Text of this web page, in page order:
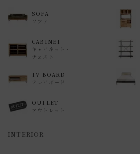
SOFA
ソファ
CABINET
キャビネット・
チェスト
TV BOARD
テレビボード
OUTLET
アウトレット
INTERIOR